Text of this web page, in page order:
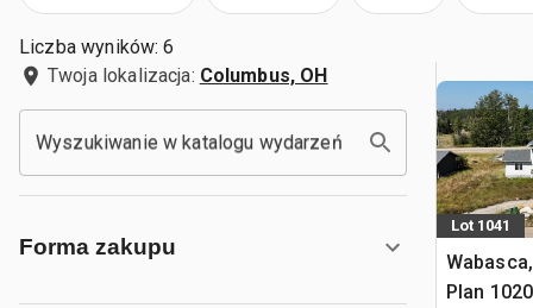
Liczba wyników: 6
Twoja lokalizacja: Columbus, OH
Wyszukiwanie w katalogu wydarzeń
Forma zakupu
Lot 1041
Plan